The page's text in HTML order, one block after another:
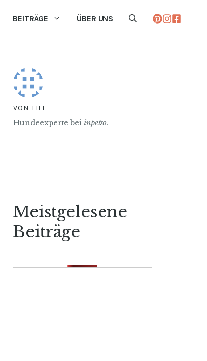
BEITRÄGE ÜBER UNS
VON TILL
Hundeexperte bei inpetso.
Meistgelesene
Beiträge